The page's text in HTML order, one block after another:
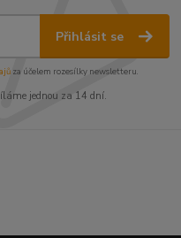
Přihlásit se
za účelem rozesílky newsletteru.
jednou za 14 dní.